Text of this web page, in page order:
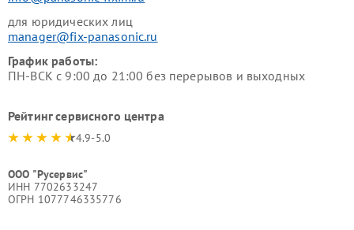
для юридических лиц
manager@fix-panasonic.ru
График работы:
ПН-ВСК с 9:00 до 21:00 без перерывов и выходных
Рейтинг сервисного центра
4.9-5.0
ООО "Русервис"
ИНН 7702633247
ОГРН 1077746335776